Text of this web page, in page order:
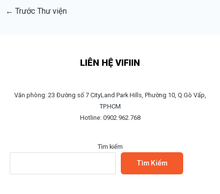
← Trước Thư viện
LIÊN HỆ VIFIIN
Văn phòng: 23 Đường số 7 CityLand Park Hills, Phường 10, Q.Gò Vấp,
TP.HCM
Hotline: 0902.962.768
Tìm kiếm
Tìm Kiếm